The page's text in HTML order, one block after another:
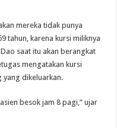
mereka tidak punya
tahun, karena kursi miliknya
saat itu akan berangkat
mengatakan kursi
yang dikeluarkan.
besok jam 8 pagi,” ujar